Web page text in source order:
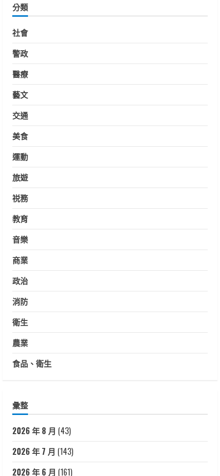
分類
社會
警政
醫療
藝文
交通
美食
運動
旅遊
祱務
教育
音樂
商業
政治
消防
衛生
農業
食品、衛生
彙整
2026 年 8 月 (43)
2026 年 7 月 (143)
2026 年 6 月 (161)